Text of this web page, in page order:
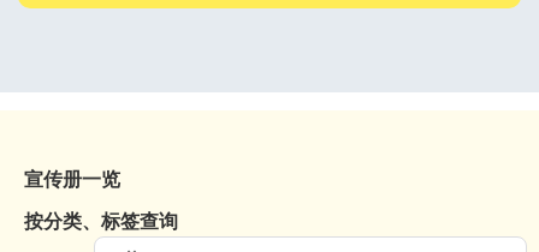
宣传册一览
按分类、标签查询